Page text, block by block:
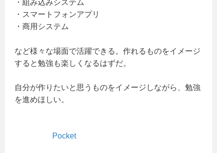
・組み込みシステム
・スマートフォンアプリ
・商用システム
など様々な場面で活躍できる。作れるものをイメージ
すると勉強も楽しくなるはずだ。
自分が作りたいと思うものをイメージしながら、勉強
を進めほしい。
Pocket